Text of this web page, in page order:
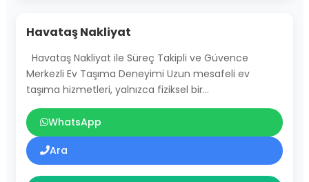
Havataş Nakliyat
Havataş Nakliyat ile Süreç Takipli ve Güvence
Merkezli Ev Taşıma Deneyimi Uzun mesafeli ev
taşıma hizmetleri, yalnızca fiziksel bir…
WhatsApp
Ara